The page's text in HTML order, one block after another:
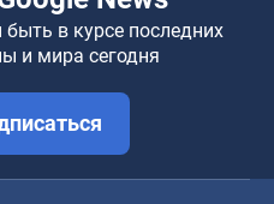
в курсе последних
и мира сегодня